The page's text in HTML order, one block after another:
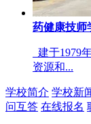
药健康技师
建于1979
资源和...
学校简介 学校新
问互答 在线报名